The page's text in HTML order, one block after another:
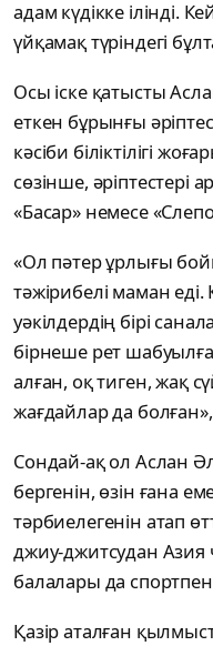
адам күдікке ілінді.
үйқамақ түріндегі
Осы іске қатысты
еткен бұрынғы
кәсіби біліктілігі
сөзінше, әріптестері
«Басар» немесе
«Ол пәтер ұрлығы
тәжірибелі маман
уәкілдердің бірі
бірнеше рет
алған, оқ тиген, жақ
жағдайлар да
Сондай-ақ ол Аслан
бергенін, өзін ғана
тәрбиелегенін атап
джиу-джитсудан Азия
балалары да
Қазір аталған